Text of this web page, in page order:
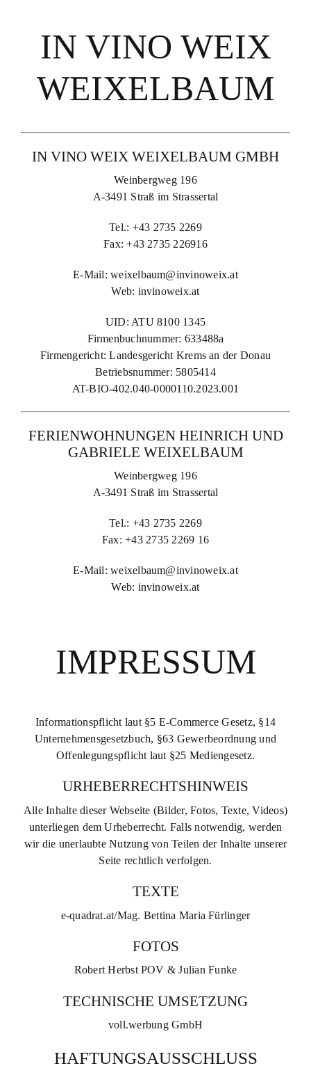
IN VINO WEIX
WEIXELBAUM
IN VINO WEIX WEIXELBAUM GMBH
Weinbergweg 196
A-3491 Straß im Strassertal
Tel.: +43 2735 2269
Fax: +43 2735 226916
E-Mail:weixelbaum@invinoweix.at
Web: invinoweix.at
UID: ATU 8100 1345
Firmenbuchnummer: 633488a
Firmengericht: Landesgericht Krems an der Donau
Betriebsnummer: 5805414
AT-BIO-402.040-0000110.2023.001
FERIENWOHNUNGEN HEINRICH UND
GABRIELE WEIXELBAUM
Weinbergweg 196
A-3491 Straß im Strassertal
Tel.: +43 2735 2269
Fax: +43 2735 2269 16
E-Mail:weixelbaum@invinoweix.at
Web: invinoweix.at
IMPRESSUM
Informationspflicht laut §5 E-Commerce Gesetz, §14
Unternehmensgesetzbuch, §63 Gewerbeordnung und
Offenlegungspflicht laut §25 Mediengesetz.
URHEBERRECHTSHINWEIS
Alle Inhalte dieser Webseite (Bilder, Fotos, Texte, Videos)
unterliegen dem Urheberrecht. Falls notwendig, werden
wir die unerlaubte Nutzung von Teilen der Inhalte unserer
Seite rechtlich verfolgen.
TEXTE
e-quadrat.at/Mag. Bettina Maria Fürlinger
FOTOS
Robert Herbst POV & Julian Funke
TECHNISCHE UMSETZUNG
voll.werbung GmbH
HAFTUNGSAUSSCHLUSS